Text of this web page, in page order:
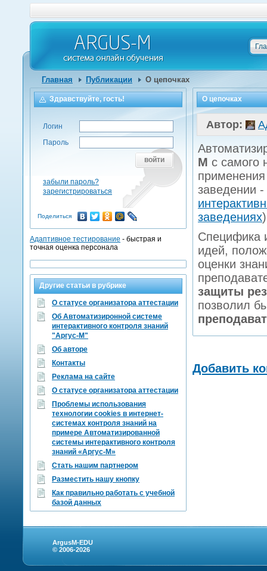
Главная Публикации О цепочках
О цепочках
Автор:
М с самого
заведении
заведениях
Специфика
идей,
оценки
защиты
позволил
Добавить
Здравствуйте, гость!
Логин
Пароль
войти
забыли пароль?
зарегистрироваться
Поделиться
Адаптивное тестирование - быстрая и
точная оценка персонала
Другие статьи в рубрике
О статусе организатора аттестации
Об Автоматизиронной системе
интерактивного контроля знаний
"Аргус-М"
Об авторе
Контакты
Реклама на сайте
О статусе организатора аттестации
Проблемы использования
технологии cookies в интернет-
системах контроля знаний на
примере Автоматизированной
системы интерактивного контроля
знаний «Аргус-М»
Стать нашим партнером
Разместить нашу кнопку
Как правильно работать с учебной
базой данных
ArgusM-EDU
© 2006-2026